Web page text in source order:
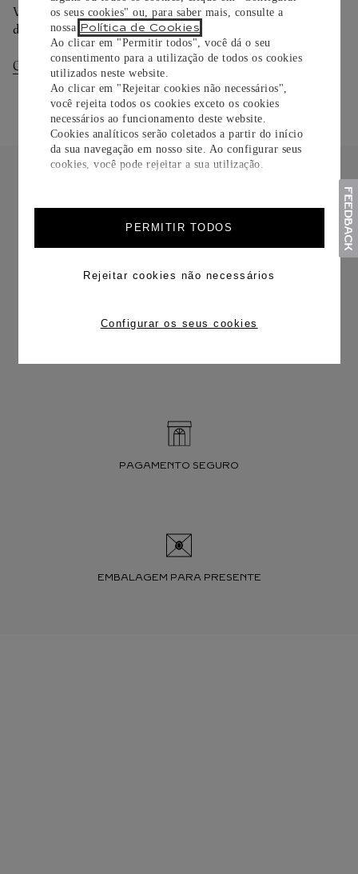
os seus cookies" ou, para saber mais, consulte a
nossa Política de Cookies
Ao clicar em "Permitir todos", você dá o seu
consentimento para a utilização de todos os cookies
utilizados neste website.
Ao clicar em "Rejeitar cookies não necessários",
você rejeita todos os cookies exceto os cookies
necessários ao funcionamento deste website.
Cookies analíticos serão coletados a partir do início
da sua navegação em nosso site. Ao configurar seus
cookies, você pode rejeitar a sua utilização.
PERMITIR TODOS
Rejeitar cookies não necessários
Configurar os seus cookies
Você pode trocar ou devolver sua criação Cartier em até 30
dias.
Consultar Entregas Consultar Devoluções
PAGAMENTO SEGURO
EMBALAGEM PARA PRESENTE